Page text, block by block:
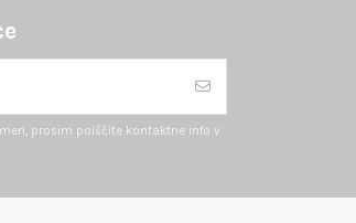
prosim poiščite kontaktne info v